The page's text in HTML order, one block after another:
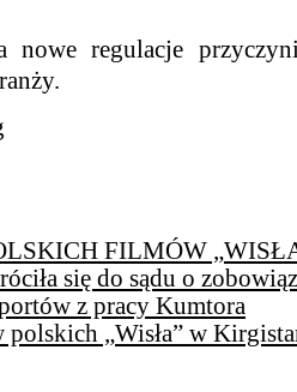
nowe regulacje
FILMÓW
się do sądu o
z pracy Kumtora
„Wisła” w